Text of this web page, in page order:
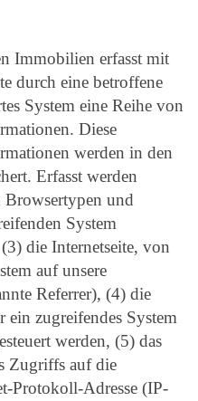
Immobilien erfasst mit
durch eine betroffene
System eine Reihe von
Diese
werden in den
Erfasst werden
und
System
die Internetseite, von
auf unsere
Referrer), (4) die
ein zugreifendes System
werden, (5) das
Zugriffs auf die
Protokoll-Adresse (IP-